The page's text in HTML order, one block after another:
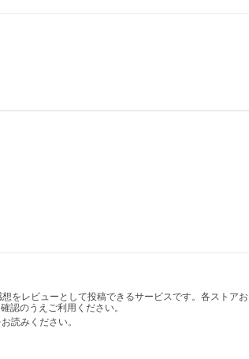
をレビューとして投稿できるサービスです。各ストア
認のうえご利用ください。
読みください。